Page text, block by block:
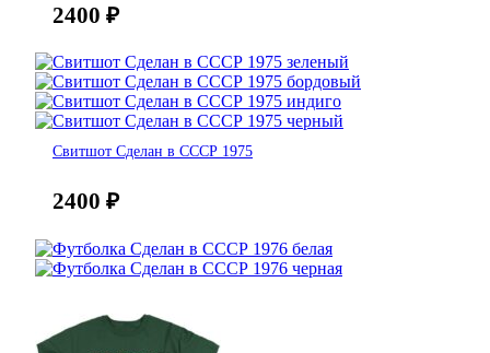
2400 ₽
Свитшот Сделан в СССР 1975
2400 ₽